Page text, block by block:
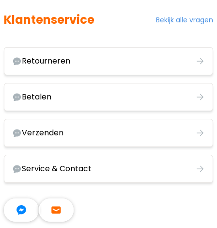
Klantenservice Bekijk alle vragen
Retourneren
Betalen
Verzenden
Service & Contact